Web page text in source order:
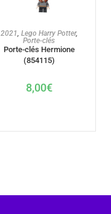
AJOUTER AU PANIER
2021 Lego Harry Potter,
Porte-clés
Porte-clés Hermione
(854115)
8,00€